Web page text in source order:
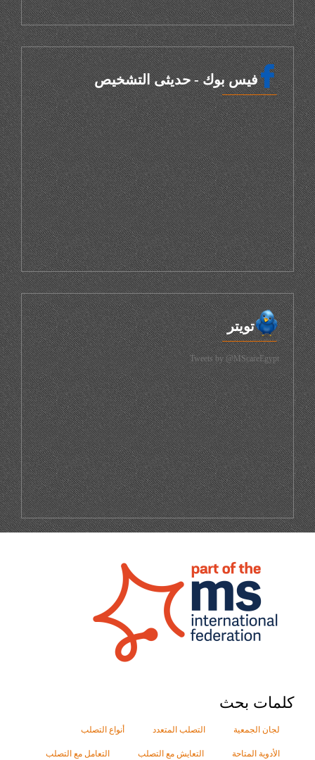
فيس بوك - حديثى التشخيص
تويتر
Tweets by @MScareEgypt
كلمات بحث
لجان الجمعية التصلب المتعدد أنواع التصلب
الأدوية المتاحة التعايش مع التصلب التعامل مع التصلب